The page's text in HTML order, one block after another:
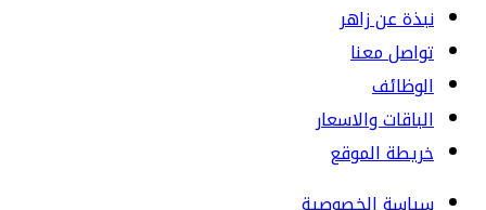
نبذة عن زاهر
تواصل معنا
الوظائف
الباقات والاسعار
خريطة الموقع